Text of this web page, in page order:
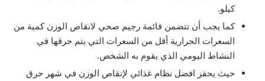
كيلو.
كما يجب أن تتضمن قائمة رجيم صحي لانقاص الوزن كمية من
السعرات الحرارية أقل من السعرات التي يتم حرقها في
النشاط اليومي الذي يقوم به الشخص.
حيث يحفز افضل نظام غذائي لإنقاص الوزن في شهر حرق